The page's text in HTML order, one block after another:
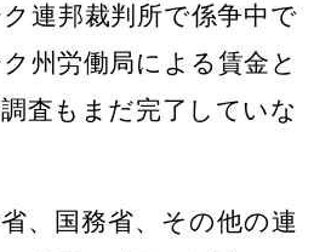
連邦裁判所で係争中で
州労働局による賃金と
査もまだ完了していな
、
国務省、その他の連